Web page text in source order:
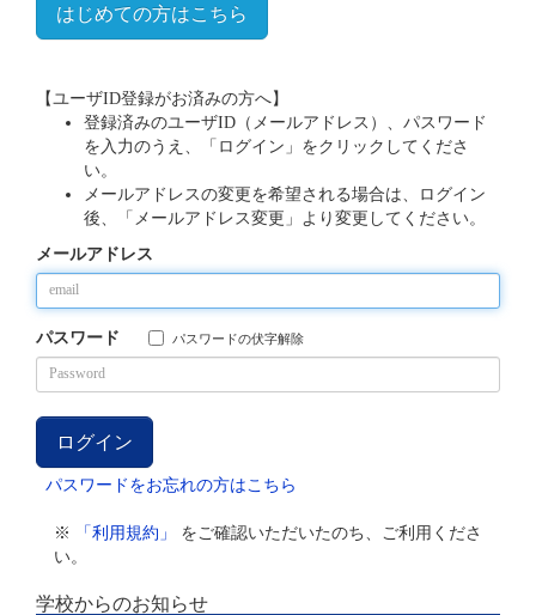
はじめての方はこちら
【ユーザID登録がお済みの方へ】
登録済みのユーザID（メールアドレス）、パスワード
を入力のうえ、「ログイン」をクリックしてくださ
い。
メールアドレスの変更を希望される場合は、ログイン
後、「メールアドレス変更」より変更してください。
メールアドレス
パスワード パスワードの伏字解除
パスワードをお忘れの方はこちら
※ 「利用規約」
をご確認いただいたのち、ご利用くださ
い。
学校からのお知らせ